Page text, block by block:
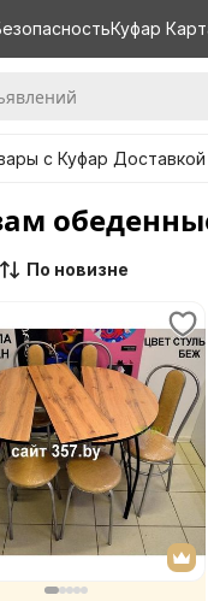
Куфар
с Куфар Доставкой
По новизне